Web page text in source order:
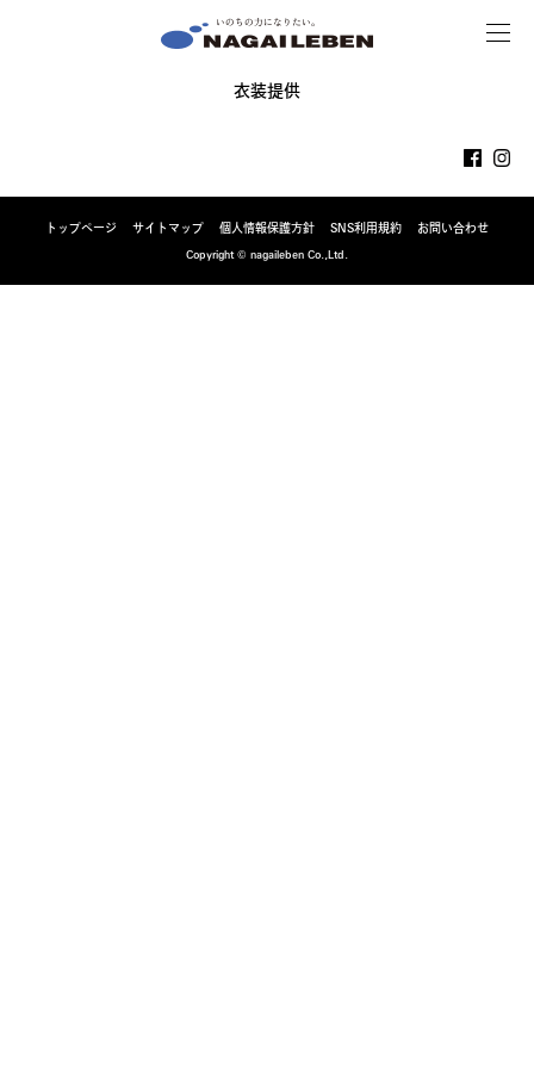
MENU
衣装提供
トップページ サイトマップ 個人情報保護方針 SNS利用規約
お問い合わせ
Copyright © nagaileben Co.,Ltd.